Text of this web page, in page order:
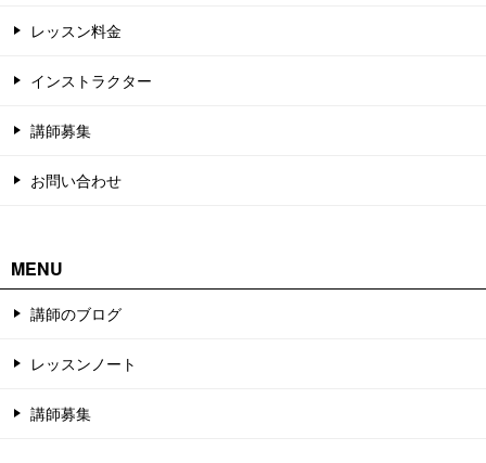
レッスン料金
インストラクター
講師募集
お問い合わせ
MENU
講師のブログ
レッスンノート
講師募集